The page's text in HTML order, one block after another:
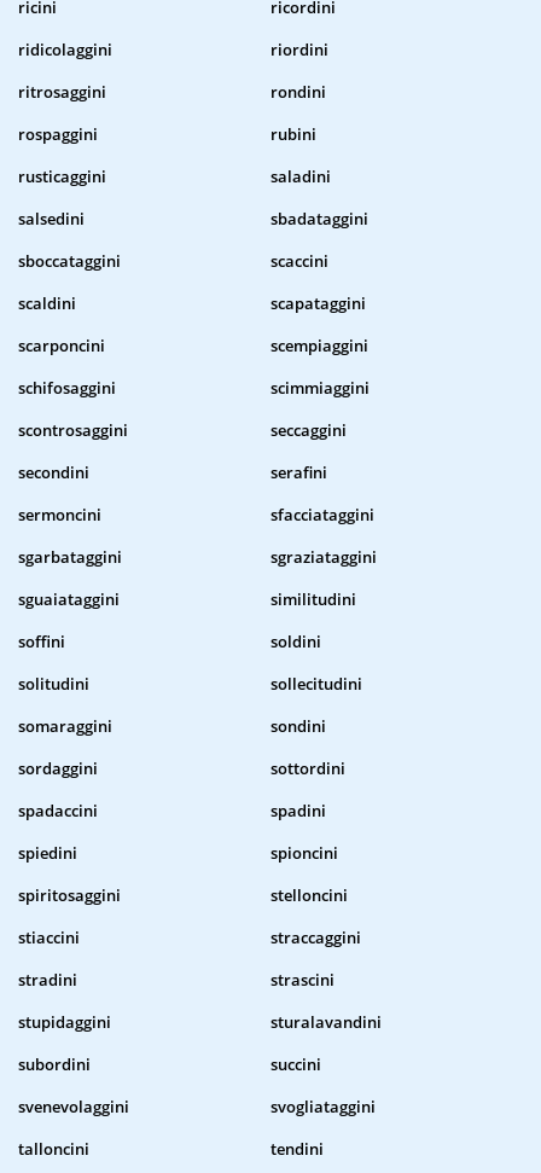
ricini
ricordini
ridicolaggini
riordini
ritrosaggini
rondini
rospaggini
rubini
rusticaggini
saladini
salsedini
sbadataggini
sboccataggini
scaccini
scaldini
scapataggini
scarponcini
scempiaggini
schifosaggini
scimmiaggini
scontrosaggini
seccaggini
secondini
serafini
sermoncini
sfacciataggini
sgarbataggini
sgraziataggini
sguaiataggini
similitudini
soffini
soldini
solitudini
sollecitudini
somaraggini
sondini
sordaggini
sottordini
spadaccini
spadini
spiedini
spioncini
spiritosaggini
stelloncini
stiaccini
straccaggini
stradini
strascini
stupidaggini
sturalavandini
subordini
succini
svenevolaggini
svogliataggini
talloncini
tendini